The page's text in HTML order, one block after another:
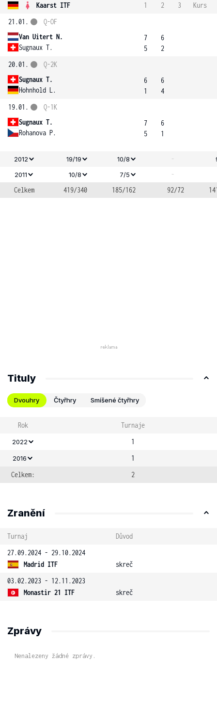
Kaarst ITF 1 2 3
Kurs
21.01.
Van Uitert N.
Sugnaux T.
Q-OF
7
5
6
2
20.01.
Sugnaux T.
Hohnhold L.
Q-2K
6
1
6
4
19.01.
Sugnaux T.
Rohanova P.
Q-1K
7
5
6
1
2012 19/19 10/8 -
2011
10/8 7/5 -
Celkem 419/340 185/162 92/72
Tituly
Dvouhry Čtyřhry Smíšené čtyřhry
Rok Turnaje
2022 1
2016
1
Celkem:
2
Zranění
Turnaj
Důvod
27.09.2024 - 29.10.2024
Madrid ITF
skreč
03.02.2023 - 12.11.2023
Monastir 21 ITF
skreč
Zprávy
Nenalezeny žádné zprávy.